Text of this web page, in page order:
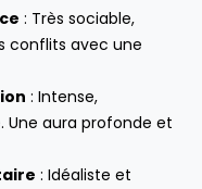
: Très sociable,
conflits avec une
: Intense,
Une aura profonde et
: Idéaliste et